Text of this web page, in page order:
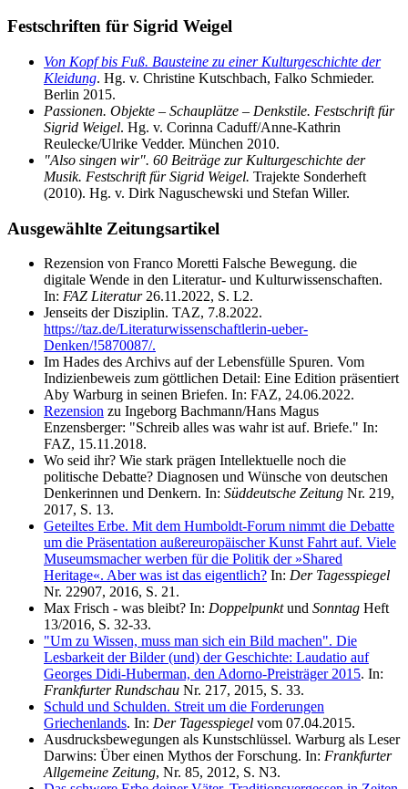
Festschriften für Sigrid Weigel
Von Kopf bis Fuß. Bausteine zu einer Kulturgeschichte der
Kleidung. Hg. v. Christine Kutschbach, Falko Schmieder.
Berlin 2015.
Passionen. Objekte – Schauplätze – Denkstile. Festschrift für
Sigrid Weigel. Hg. v. Corinna Caduff/Anne-Kathrin
Reulecke/Ulrike Vedder. München 2010.
"Also singen wir". 60 Beiträge zur Kulturgeschichte der
Musik. Festschrift für Sigrid Weigel. Trajekte Sonderheft
(2010). Hg. v. Dirk Naguschewski und Stefan Willer.
Ausgewählte Zeitungsartikel
Rezension von Franco Moretti Falsche Bewegung. die
digitale Wende in den Literatur- und Kulturwissenschaften.
In: FAZ Literatur26.11.2022, S. L2.
Jenseits der Disziplin. TAZ, 7.8.2022.
https://taz.de/Literaturwissenschaftlerin-ueber-
Denken/!5870087/.
Im Hades des Archivs auf der Lebensfülle Spuren. Vom
Indizienbeweis zum göttlichen Detail: Eine Edition präsentiert
Aby Warburg in seinen Briefen. In: FAZ, 24.06.2022.
Rezension zu Ingeborg Bachmann/Hans Magus
Enzensberger: "Schreib alles was wahr ist auf. Briefe." In:
FAZ, 15.11.2018.
Wo seid ihr? Wie stark prägen Intellektuelle noch die
politische Debatte? Diagnosen und Wünsche von deutschen
Denkerinnen und Denkern. In: Süddeutsche Zeitung Nr. 219,
2017, S. 13.
Geteiltes Erbe. Mit dem Humboldt-Forum nimmt die Debatte
um die Präsentation außereuropäischer Kunst Fahrt auf. Viele
Museumsmacher werben für die Politik der »Shared
Heritage«. Aber was ist das eigentlich? In: Der Tagesspiegel
Nr. 22907, 2016, S. 21.
Max Frisch - was bleibt? In: Doppelpunktund Sonntag Heft
13/2016, S. 32-33.
"Um zu Wissen, muss man sich ein Bild machen". Die
Lesbarkeit der Bilder (und) der Geschichte: Laudatio auf
Georges Didi-Huberman, den Adorno-Preisträger 2015. In:
Frankfurter Rundschau Nr. 217, 2015, S. 33.
Schuld und Schulden. Streit um die Forderungen
Griechenlands. In: Der Tagesspiegel vom 07.04.2015.
Ausdrucksbewegungen als Kunstschlüssel. Warburg als Leser
Darwins: Über einen Mythos der Forschung. In: Frankfurter
Allgemeine Zeitung, Nr. 85, 2012, S. N3.